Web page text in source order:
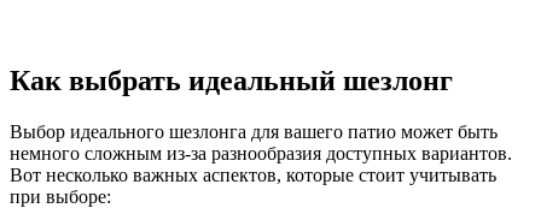
Как выбрать идеальный шезлонг
Выбор идеального шезлонга для вашего патио может быть
немного сложным из-за разнообразия доступных вариантов.
Вот несколько важных аспектов, которые стоит учитывать
при выборе: